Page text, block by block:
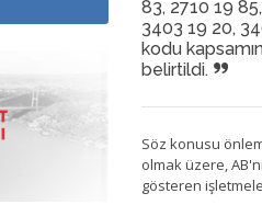
83, 2710 19
3403 19 20,
kodu
belirtildi.
Söz konusu
olmak üzere,
gösteren